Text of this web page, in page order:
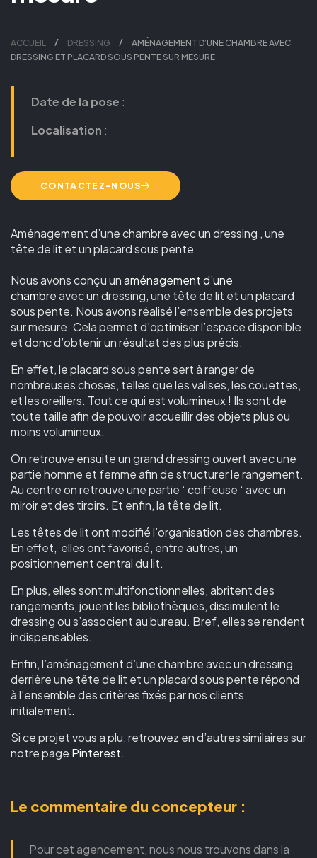
ACCUEIL DRESSING
AMÉNAGEMENT D’UNE CHAMBRE AVEC
DRESSING ET PLACARD SOUS PENTE SUR MESURE
Aménagement d’une chambre avec un dressing , une
tête de lit et un placard sous pente
Nous avons conçu unaménagement d’une
chambreavec un dressing, une tête de lit et un placard
sous pente. Nous avons réalisé l’ensemble des projets
sur mesure. Cela permet d’optimiser l’espace disponible
et donc d’obtenir un résultat des plus précis.
En effet, le placard sous pente sert à ranger de
nombreuses choses, telles que les valises, les couettes,
et les oreillers. Tout ce qui est volumineux ! Ils sont de
toute taille afin de pouvoir accueillir des objets plus ou
moins volumineux.
On retrouve ensuite un grand dressing ouvert avec une
partie homme et femme afin de structurer le rangement.
Au centre on retrouve une partie ‘ coiffeuse ‘ avec un
miroir et des tiroirs. Et enfin, la tête de lit.
Les têtes de lit ont modifié l’organisation des chambres.
En effet, elles ont favorisé, entre autres, un
positionnement central du lit.
En plus, elles sont multifonctionnelles, abritent des
rangements, jouent les bibliothèques, dissimulent le
dressing ou s’associent au bureau. Bref, elles se rendent
indispensables.
Enfin, l’aménagement d’une chambre avec un dressing
derrière une tête de lit et un placard sous pente répond
à l’ensemble des critères fixés par nos clients
initialement.
Si ce projet vous a plu, retrouvez en d’autres similaires sur
notre page Pinterest.
Le commentaire du concepteur :
Pour cet agencement, nous nous trouvons dans la
Date de la pose :
Localisation :
CONTACTEZ-NOUS